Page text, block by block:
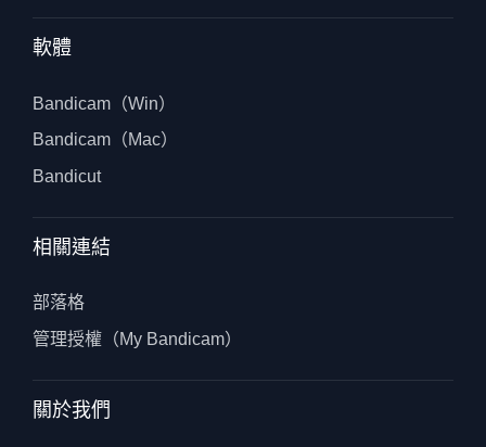
軟體
Bandicam（Win）
Bandicam（Mac）
Bandicut
相關連結
部落格
管理授權（My Bandicam）
關於我們